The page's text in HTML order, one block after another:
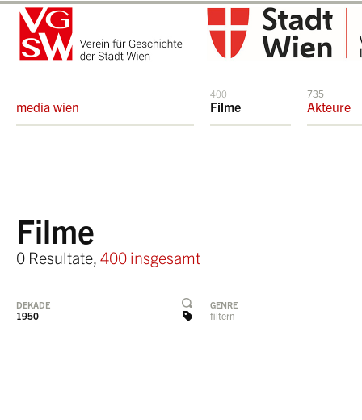
media wien
400
Filme
735
Akteure
Filme
0 Resultate, 400 insgesamt
DEKADE
1950
GENRE
filtern